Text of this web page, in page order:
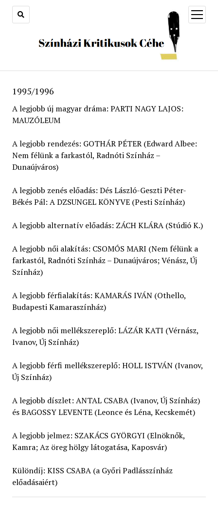
open
menu
1995/1996
A legjobb új magyar dráma: PARTI NAGY LAJOS:
MAUZÓLEUM
A legjobb rendezés: GOTHÁR PÉTER (Edward Albee:
Nem félünk a farkastól, Radnóti Színház –
Dunaújváros)
A legjobb zenés előadás: Dés László-Geszti Péter-
Békés Pál: A DZSUNGEL KÖNYVE (Pesti Színház)
A legjobb alternatív előadás: ZÁCH KLÁRA (Stúdió K.)
A legjobb női alakítás: CSOMÓS MARI (Nem félünk a
farkastól, Radnóti Színház – Dunaújváros; Vénász, Új
Színház)
A legjobb férfialakítás: KAMARÁS IVÁN (Othello,
Budapesti Kamaraszínház)
A legjobb női mellékszereplő: LÁZÁR KATI (Vérnász,
Ivanov, Új Színház)
A legjobb férfi mellékszereplő: HOLL ISTVÁN (Ivanov,
Új Színház)
A legjobb díszlet: ANTAL CSABA (Ivanov, Új Színház)
és BAGOSSY LEVENTE (Leonce és Léna, Kecskemét)
A legjobb jelmez: SZAKÁCS GYÖRGYI (Elnöknők,
Kamra; Az öreg hölgy látogatása, Kaposvár)
Különdíj: KISS CSABA (a Győri Padlásszínház
előadásaiért)